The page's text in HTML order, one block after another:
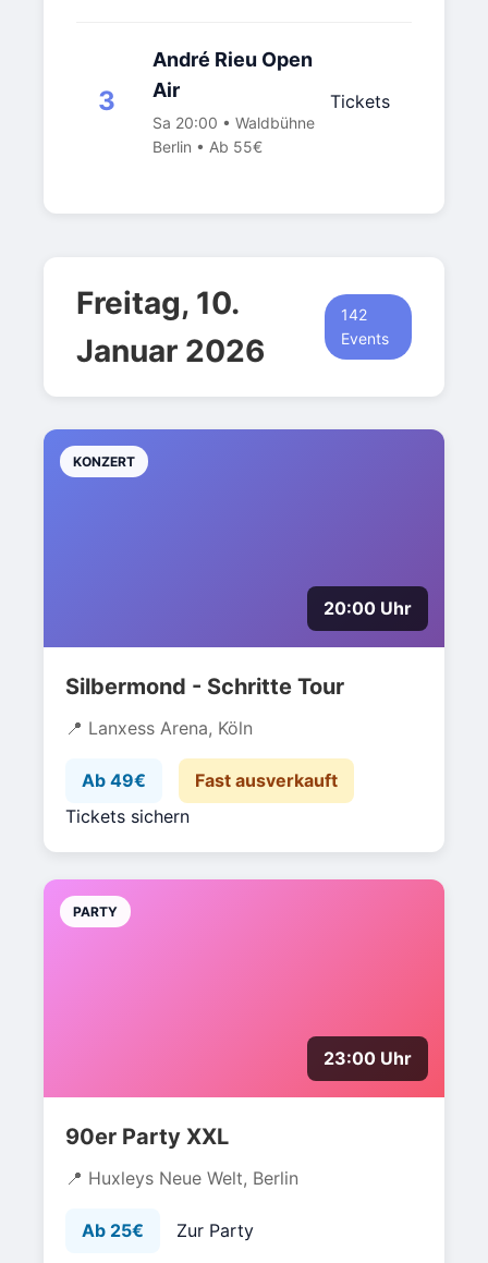
3
André Rieu Open
Air
Sa 20:00 • Waldbühne
Berlin • Ab 55€
Tickets
Freitag, 10.
Januar 2026
142
Events
KONZERT
20:00 Uhr
Silbermond - Schritte Tour
Lanxess Arena, Köln
Ab 49€
Fast ausverkauft
Tickets sichern
PARTY
23:00 Uhr
90er Party XXL
Huxleys Neue Welt, Berlin
Ab 25€ Zur Party